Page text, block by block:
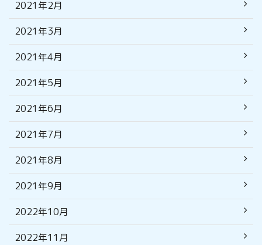
2021年2月
2021年3月
2021年4月
2021年5月
2021年6月
2021年7月
2021年8月
2021年9月
2022年10月
2022年11月